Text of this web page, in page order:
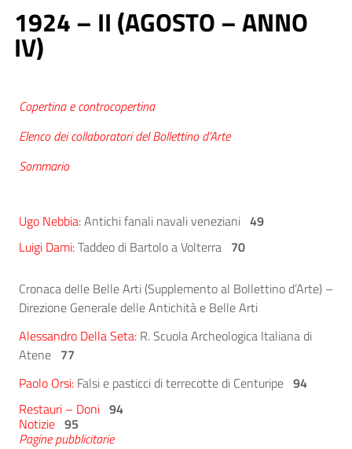
1924 – II (AGOSTO – ANNO
IV)
Copertina e controcopertina
Elenco dei collaboratori del Bollettino d’Arte
Sommario
Ugo Nebbia:Antichi fanali navali veneziani 49
Luigi Dami:Taddeo di Bartolo a Volterra 70
Cronaca delle Belle Arti (Supplemento al Bollettino d’Arte) –
Direzione Generale delle Antichità e Belle Arti
Alessandro Della Seta: R. Scuola Archeologica Italiana di
Atene 77
Paolo Orsi: Falsi e pasticci di terrecotte di Centuripe 94
Restauri – Doni 94
Notizie 95
Pagine pubblicitarie